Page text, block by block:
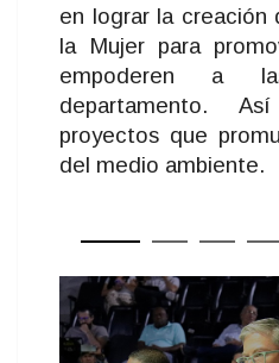
en lograr la
la Mujer para
empoderen a
departamento.
proyectos que
del medio ambiente.